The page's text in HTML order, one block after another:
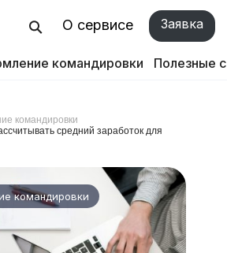
О сервисе Заявка
командировки Полезные
командировки
средний заработок для
командировки